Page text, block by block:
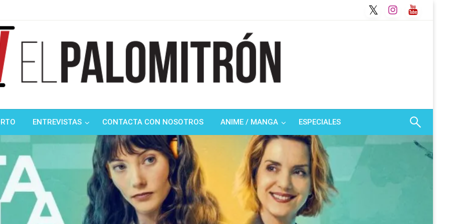
ENTREVISTAS CONTACTA CON NOSOTROS ANIME / MANGA ESPECIALES